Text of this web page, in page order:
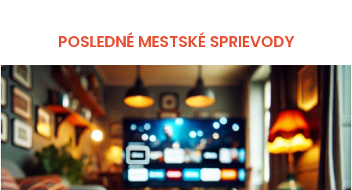
POSLEDNÉ MESTSKÉ SPRIEVODY